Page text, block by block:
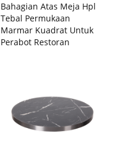
Bahagian Atas Meja Hpl
Tebal Permukaan
Marmar Kuadrat Untuk
Perabot Restoran